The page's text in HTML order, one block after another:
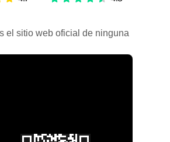
el sitio web oficial de ninguna